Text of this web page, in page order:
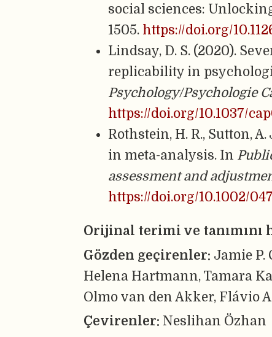
social sciences:
1505. https://doi.org/
Lindsay, D. S. (2020).
replicability in
Psychology/Psychologie
https://doi.org/10.1037/
Rothstein, H. R., Sutton,
in meta-analysis. In
assessment and
https://doi.org/10.1002/
Orijinal terimi ve tanımını
Gözden geçirenler: Jamie
Helena Hartmann, Tamara
Olmo van den Akker, Flávio
Çevirenler: Neslihan Özhan